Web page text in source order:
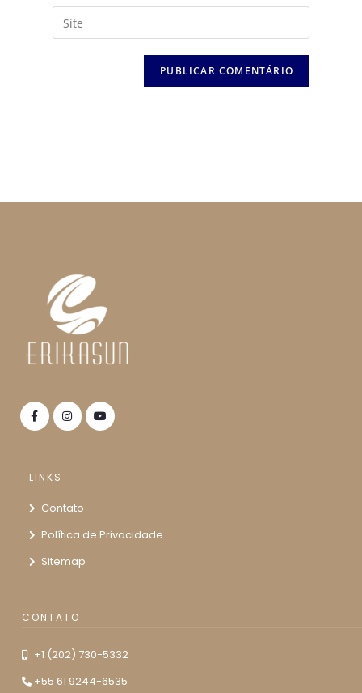
LINKS
Contato
Política de Privacidade
Sitemap
CONTATO
+1 (202) 730-5332
+55 61 9244-6535